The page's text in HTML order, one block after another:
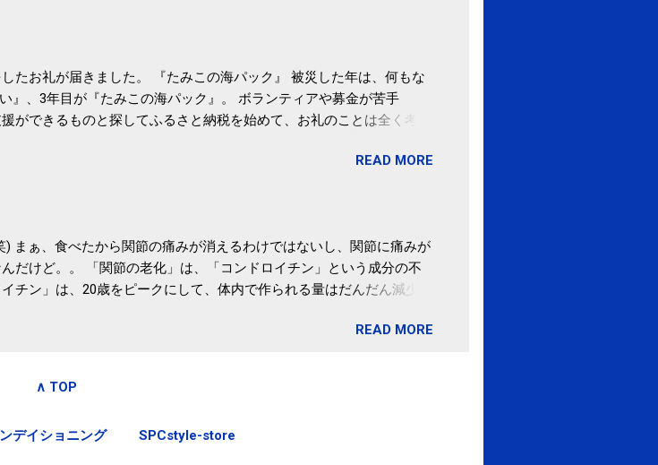
肝、毎日３０分の早歩きで改善 筑波大「減量しなくても効果」 -
たお礼が届きました。 『たみこの海パック』 被災した年は、何もな
』、3年目が『たみこの海パック』。 ボランティアや募金が苦手
ができるものと探してふるさと納税を始めて、お礼のことは全く考え
ですが、節税になるほど稼げていないのでこちらの目的は......。 総務
READ MORE
まぁ、食べたから関節の痛みが消えるわけではないし、関節に痛みが
だけど。。 「関節の老化」は、「コンドロイチン」という成分の不
チン」は、20歳をピークにして、体内で作られる量はだんだん減少し
ン」を補うことが大切。そして「コンドロイチン」という成分は、納
補給 | セルフドクターニュース 賞味期限は気にしたことがなかった。
リギリで食べる。 ・白い泡が全体に行き渡る程度かき混ぜる。 ・タレ
READ MORE
∧ TOP
デイショニング SPCstyle-store